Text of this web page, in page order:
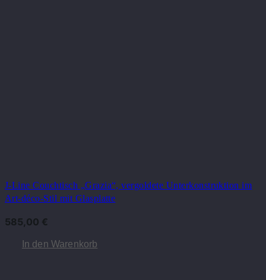
J-Line Couchtisch „Grazia“, vergoldete Unterkonstruktion im
Art-déco-Stil mit Glasplatte
585,00 €
In den Warenkorb